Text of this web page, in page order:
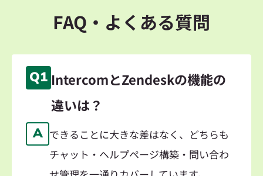
FAQ・よくある質問
Q1 IntercomとZendeskの機能の
違いは？
A できることに大きな差はなく、どちらも
チャット・ヘルプページ構築・問い合わ